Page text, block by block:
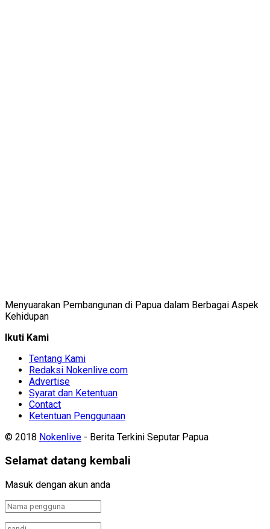
Menyuarakan Pembangunan di Papua dalam Berbagai Aspek
Kehidupan
Ikuti Kami
Tentang Kami
Redaksi Nokenlive.com
Advertise
Syarat dan Ketentuan
Contact
Ketentuan Penggunaan
© 2018 Nokenlive - Berita Terkini Seputar Papua
Selamat datang kembali
Masuk dengan akun anda